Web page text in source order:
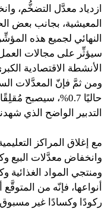
ازدياد معدَّل التضخُّم،
المعيشية، بجانب بعض
النهائي لجميع هذه
سيؤثِّر على مجالات
الأنشطة الاقتصادية
ومن ثمَّ فإنّ المعدَّلات
حاليًا 0.7%،
التدبير الواضح الذي
مع إغلاق المراكز
وانخفاض معدَّلات البيع
ومنتجي المواد الغذائية
أنواعها، فإنّه من
ركودًا وكسادًا غير